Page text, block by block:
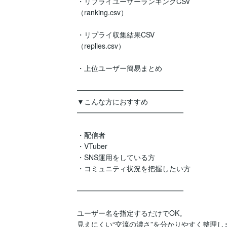
（ranking.csv）
・リプライ収集結果CSV
（replies.csv）
・上位ユーザー簡易まとめ
━━━━━━━━━━━━━━━
▼こんな方におすすめ
━━━━━━━━━━━━━━━
・配信者
・VTuber
・SNS運用をしている方
・コミュニティ状況を把握したい方
━━━━━━━━━━━━━━━
ユーザー名を指定するだけでOK。
見えにくい“交流の濃さ”を分かりやすく整理し